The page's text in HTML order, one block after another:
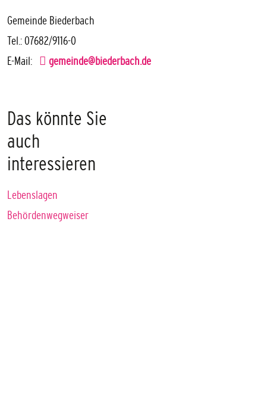
Gemeinde Biederbach
Tel.: 07682/9116-0
E-Mail:
gemeinde@biederbach.de
Das könnte Sie
auch
interessieren
Lebenslagen
Behördenwegweiser